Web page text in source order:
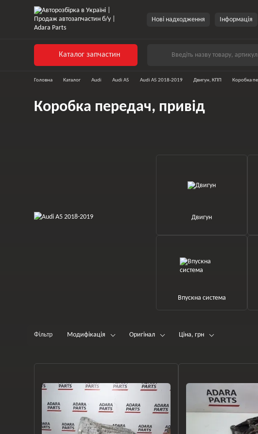
Перейти до основного контенту
Нові надходження
Інформація
Каталог запчастин
Головна Каталог Audi Audi A5 Audi A5 2018-2019 Двигун, КПП Коробка
Коробка передач, привід
Двигун
Впускна система
Фільтр Модифікація Оригінал Ціна, грн